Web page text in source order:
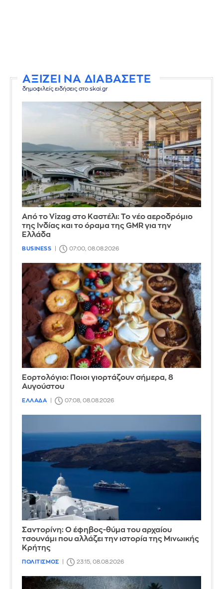
ΑΞΙΖΕΙ ΝΑ ΔΙΑΒΑΣΕΤΕ
δημοφιλείς ειδήσεις στο skai.gr
Από το Vizag στο Καστέλι: Το νέο αεροδρόμιο
της Ινδίας και το όραμα της GMR για την
Ελλάδα
BUSINESS 07:00, 08.08.2026
Εορτολόγιο: Ποιοι γιορτάζουν σήμερα, 8
Αυγούστου
ΕΛΛΑΔΑ 07:08, 08.08.2026
Σαντορίνη: Ο έφηβος-θύμα του αρχαίου
τσουνάμι που αλλάζει την ιστορία της Μινωικής
Κρήτης
ΠΟΛΙΤΙΣΜΟΣ 23:15, 08.08.2026